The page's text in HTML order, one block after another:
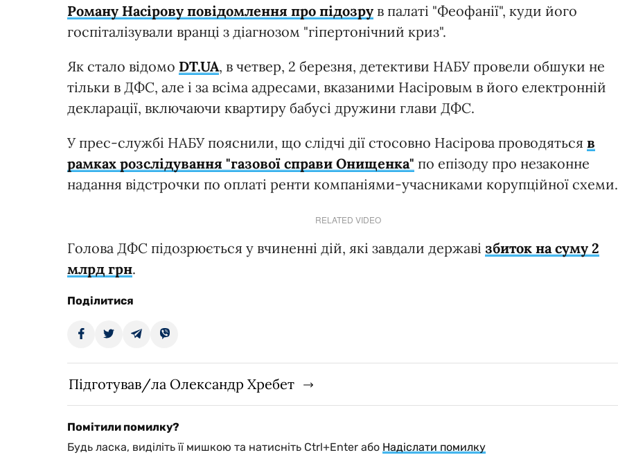
Роману Насірову повідомлення про підозру в палаті "Феофанії", куди його
госпіталізували вранці з діагнозом "гіпертонічний криз".
Як стало відомо DT.UA, в четвер, 2 березня, детективи НАБУ провели обшуки не
тільки в ДФС, але і за всіма адресами, вказаними Насіровым в його електронній
декларації, включаючи квартиру бабусі дружини глави ДФС.
У прес-службі НАБУ пояснили, що слідчі дії стосовно Насірова проводяться в
рамках розслідування "газової справи Онищенка" по епізоду про незаконне
надання відстрочки по оплаті ренти компаніями-учасниками корупційної схеми.
RELATED VIDEO
Голова ДФС підозрюється у вчиненні дій, які завдали державі збиток на суму 2
млрд грн.
Поділитися
Підготував/ла Олександр Хребет
Помітили помилку?
Будь ласка, виділіть її мишкою та натисніть Ctrl+Enter або Надіслати помилку